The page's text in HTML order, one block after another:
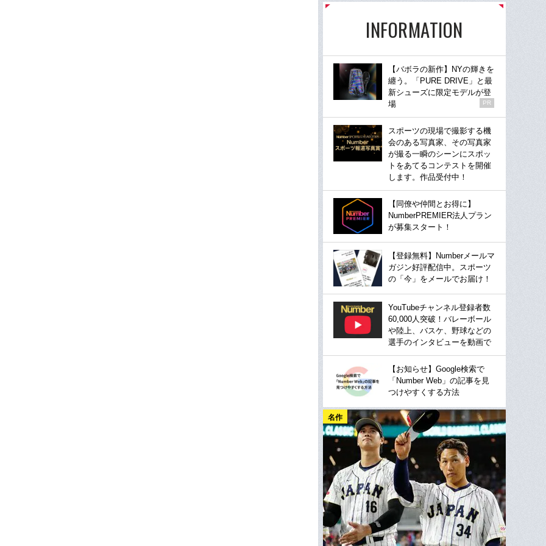
INFORMATION
【バボラの新作】NYの輝きを
纏う。「PURE DRIVE」と最
新シューズに限定モデルが登
場
PR
スポーツの現場で撮影する機
会のある写真家、その写真家
が撮る一瞬のシーンにスポッ
トをあてるコンテストを開催
します。作品受付中！
【同僚や仲間とお得に】
NumberPREMIER法人プラン
が募集スタート！
【登録無料】Numberメールマ
ガジン好評配信中。スポーツ
の「今」をメールでお届け！
YouTubeチャンネル登録者数
60,000人突破！バレーボール
や陸上、バスケ、野球などの
選手のインタビューを動画で
【お知らせ】Google検索で
「Number Web」の記事を見
つけやすくする方法
名作